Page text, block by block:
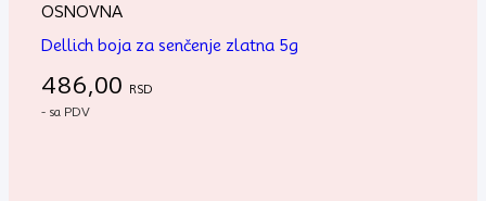
OSNOVNA
Dellich boja za senčenje zlatna 5g
486,00 RSD
- sa PDV